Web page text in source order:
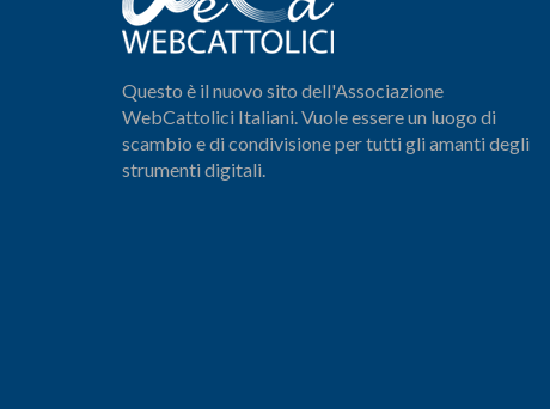
Questo è il nuovo sito dell'Associazione
WebCattolici Italiani. Vuole essere un luogo di
scambio e di condivisione per tutti gli amanti degli
strumenti digitali.